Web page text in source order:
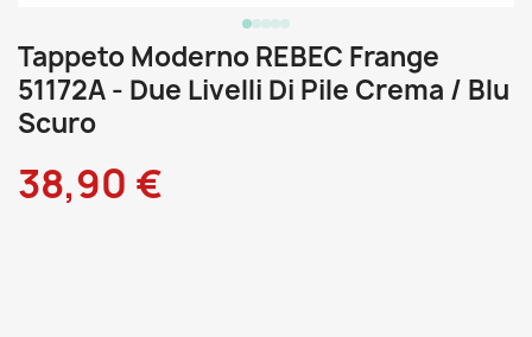
Tappeto Moderno REBEC Frange
51172A - Due Livelli Di Pile Crema / Blu
Scuro
38,90 €